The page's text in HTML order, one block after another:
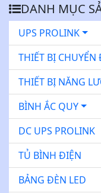
DANH MỤC
UPS PROLINK
THIẾT BỊ
THIẾT BỊ NĂNG
BÌNH ẮC QUY
DC UPS PROLINK
TỦ BÌNH ĐIỆN
BẢNG ĐÈN LED